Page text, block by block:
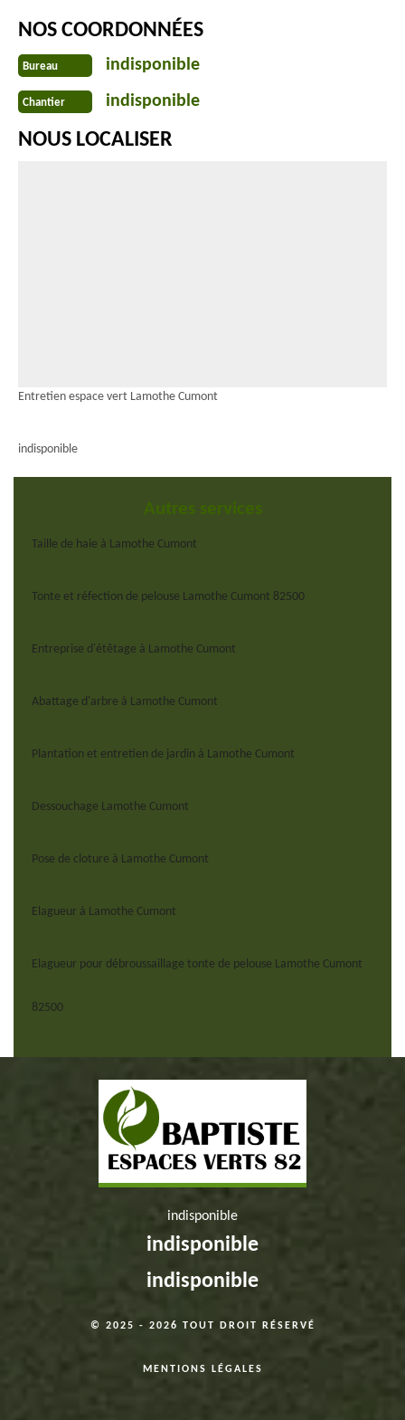
NOS COORDONNÉES
Bureau indisponible
Chantier indisponible
NOUS LOCALISER
Entretien espace vert Lamothe Cumont
indisponible
Autres services
Taille de haie à Lamothe Cumont
Tonte et réfection de pelouse Lamothe Cumont 82500
Entreprise d'étêtage à Lamothe Cumont
Abattage d'arbre à Lamothe Cumont
Plantation et entretien de jardin à Lamothe Cumont
Dessouchage Lamothe Cumont
Pose de cloture à Lamothe Cumont
Elagueur à Lamothe Cumont
Elagueur pour débroussaillage tonte de pelouse Lamothe Cumont
82500
indisponible
indisponible
indisponible
© 2025 - 2026 TOUT DROIT RÉSERVÉ
MENTIONS LÉGALES